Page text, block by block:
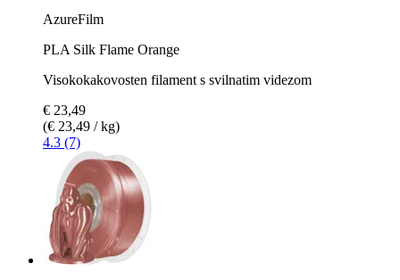
AzureFilm
PLA Silk Flame Orange
Visokokakovosten filament s svilnatim videzom
€ 23,49
(€ 23,49 / kg)
4.3 (7)